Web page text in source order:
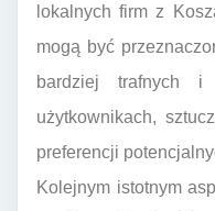
lokalnych firm z
mogą być
bardziej trafnych i
użytkownikach,
preferencji
Kolejnym istotnym